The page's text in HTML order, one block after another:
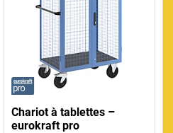
Chariot à tablettes –
eurokraft pro